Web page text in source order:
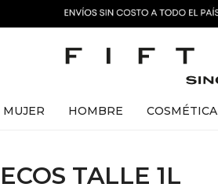
MUJER HOMBRE COSMÉTICA
TALLE 1L